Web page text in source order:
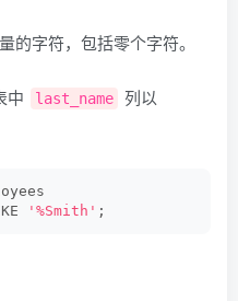
的字符，包括零个字符。
中 last_name 列以
'%Smith' ;